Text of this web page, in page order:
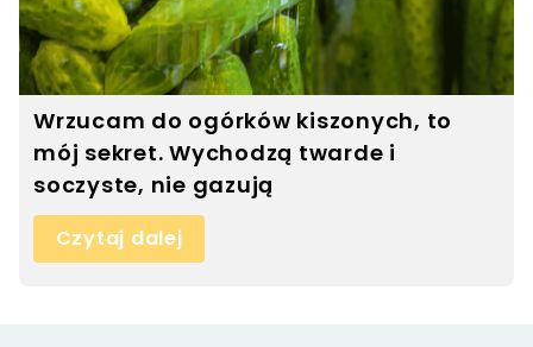
Wrzucam do ogórków kiszonych, to
mój sekret. Wychodzą twarde i
soczyste, nie gazują
Czytaj dalej